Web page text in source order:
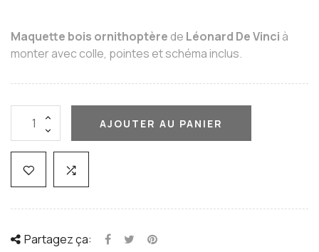
Maquette bois ornithoptère de Léonard De Vinci à
monter avec colle, pointes et schéma inclus.
AJOUTER AU PANIER
Partagez ça: